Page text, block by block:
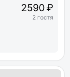
2590 ₽
2 гостя